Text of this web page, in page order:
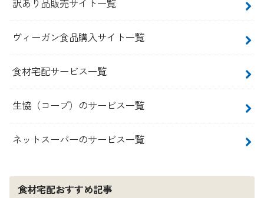
訳あり品販売サイト一覧
ヴィーガン食品購入サイト一覧
食材宅配サービス一覧
生協（コープ）のサービス一覧
ネットスーパーのサービス一覧
食材宅配おすすめ記事